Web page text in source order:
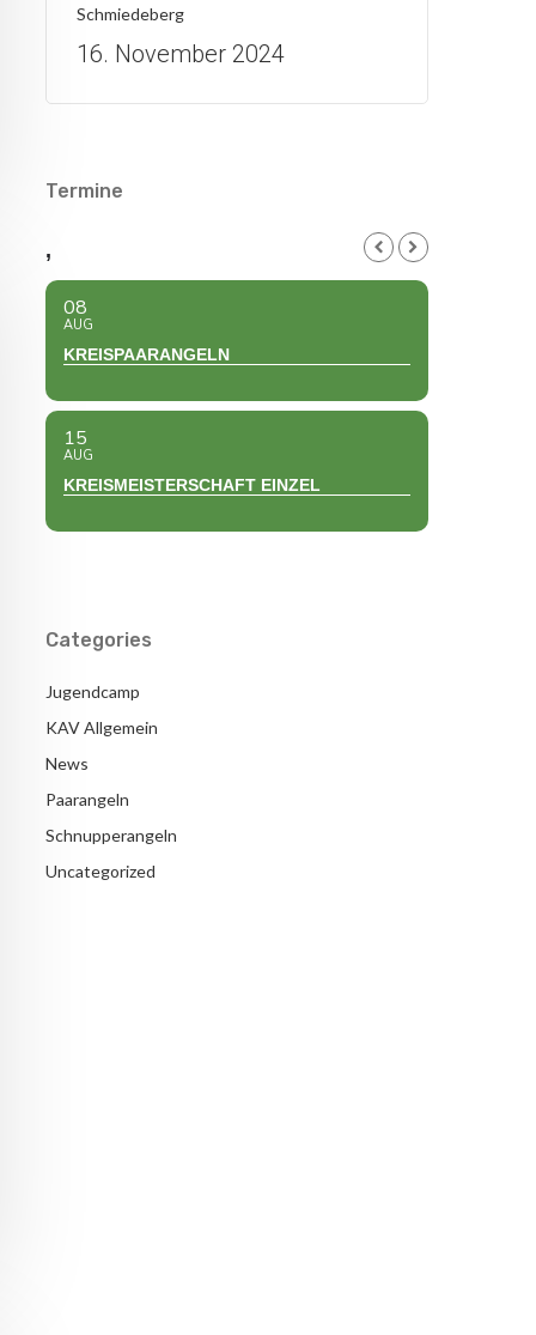
Schmiedeberg
16. November 2024
Termine
,
08
AUG
KREISPAARANGELN
15
AUG
KREISMEISTERSCHAFT EINZEL
Categories
Jugendcamp
KAV Allgemein
News
Paarangeln
Schnupperangeln
Uncategorized